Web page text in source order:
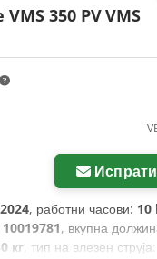
350 PVVMS
2024, работни часови: 10
10019781, вкупна
кг, тип на влезен струја: